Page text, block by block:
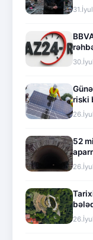
riski
52